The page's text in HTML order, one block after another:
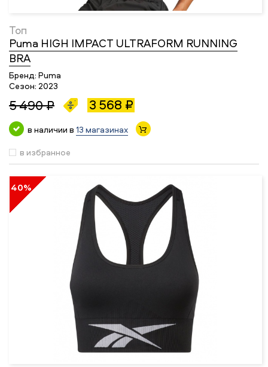
Топ
Puma HIGH IMPACT ULTRAFORM RUNNING
BRA
Бренд: Puma
Сезон: 2023
5 490 ₽ 3 568 ₽
в наличии в 13 магазинах
в избранное
40%